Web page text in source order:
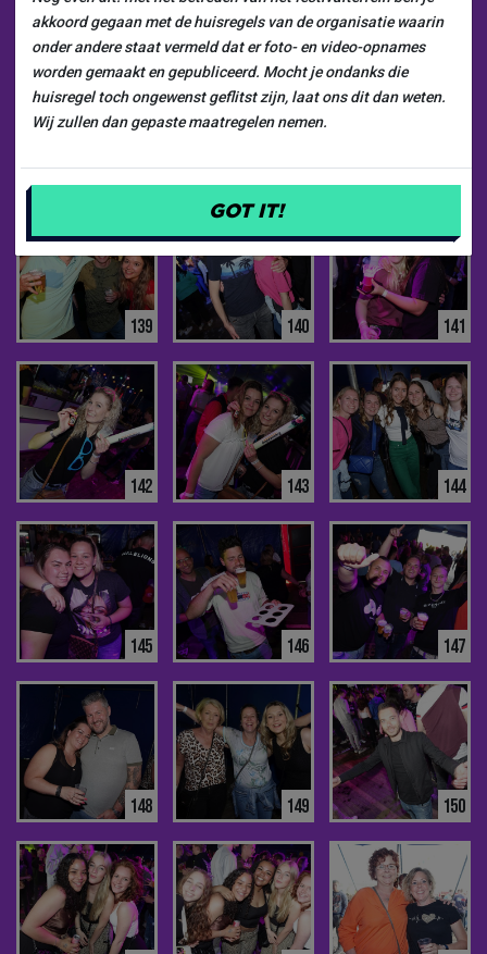
133 134
136 137 138
139 140 141
142 143 144
145 146 147
148 149 150
akkoord gegaan met de huisregels van de organisatie waarin
onder andere staat vermeld dat er foto- en video-opnames
worden gemaakt en gepubliceerd. Mocht je ondanks die
huisregel toch ongewenst geflitst zijn, laat ons dit dan weten.
Wij zullen dan gepaste maatregelen nemen.
GOT IT!